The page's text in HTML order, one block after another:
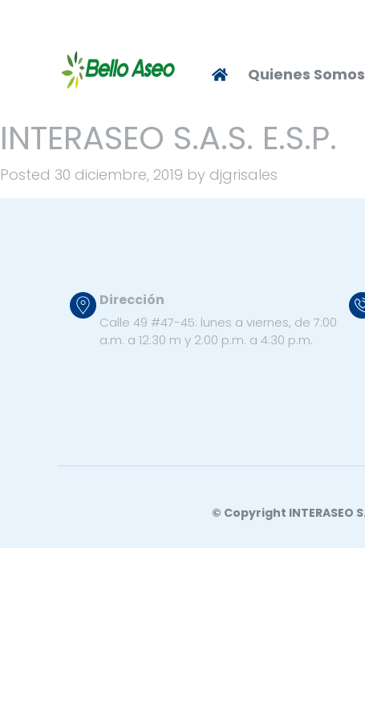
Quienes Somos
INTERASEO S.A.S. E.S.P.
Posted 30 diciembre, 2019 by djgrisales
Dirección
Calle 49 #47-45: lunes a viernes, de 7:00
a.m. a 12:30 m y 2:00 p.m. a 4:30 p.m.
© Copyright INTERASEO